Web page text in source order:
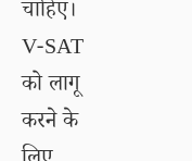
चाहिए।
V-SAT
को लागू
करने के